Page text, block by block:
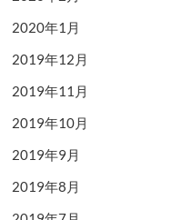
2020年1月
2019年12月
2019年11月
2019年10月
2019年9月
2019年8月